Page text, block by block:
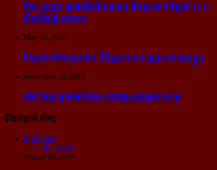
ប៉ែន សុវណ្ណ គ្រោង​ប្តឹង​វៀតណាម និង​អ្នក​ពាក់​ព័ន្ធ​ទៅ ICC
រឿង​បំភ្លៃ​ថ្ងៃ ៧​មករា
May 16, 2017
ថៃ​ព្រមាន​បិត​ហ្វេសប៊ុក ជុំ​វិញ​រូបភាព​អាស្រូវ​របស់​ស្ដេច​ខ្លួន
September 13, 2016
ហ៊ុន សែន ព្រមាន​កំទេច​«ពលរដ្ឋ»​ចូលរួម​បាតុកម្ម
ជុំវិញវប្បធម៌ សិល្បៈ
អានពិស្ដារ
20859
August 09, 2018